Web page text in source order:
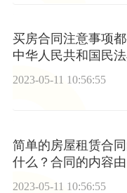
买房合同注意事项
中华人民共和国民
十七条内容
2023-05-11 10:56:55
简单的房屋租赁合
什么？合同的内容
2023-05-11 10:56:55